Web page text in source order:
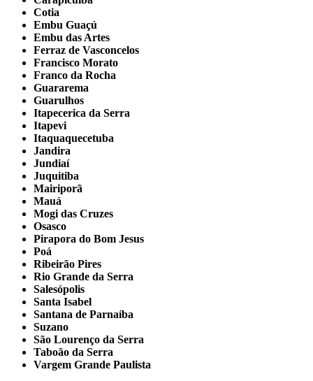
Cotia
Embu Guaçú
Embu das Artes
Ferraz de Vasconcelos
Francisco Morato
Franco da Rocha
Guararema
Guarulhos
Itapecerica da Serra
Itapevi
Itaquaquecetuba
Jandira
Jundiaí
Juquitiba
Mairiporã
Mauá
Mogi das Cruzes
Osasco
Pirapora do Bom Jesus
Poá
Ribeirão Pires
Rio Grande da Serra
Salesópolis
Santa Isabel
Santana de Parnaíba
Suzano
São Lourenço da Serra
Taboão da Serra
Vargem Grande Paulista